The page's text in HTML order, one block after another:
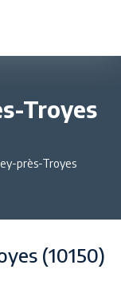
Troyes
près-Troyes
(10150)